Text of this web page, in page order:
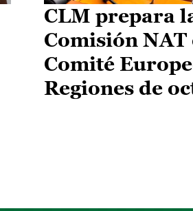
CLM prepara
Comisión NAT
Comité
Regiones de